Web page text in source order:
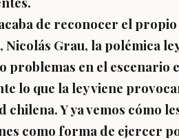
de reconocer el
Nicolás Grau, la polémica
problemas en el escenario
lo que la ley viene
chilena. Y ya vemos cómo
como forma de ejercer